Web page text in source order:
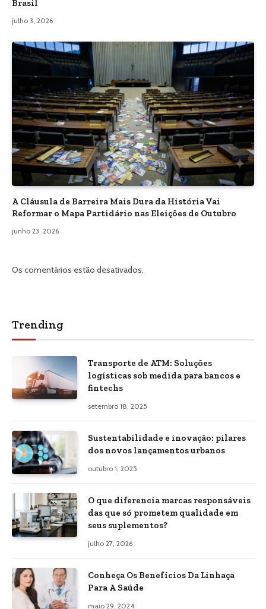
Brasil
julho 3, 2026
A Cláusula de Barreira Mais Dura da História Vai
Reformar o Mapa Partidário nas Eleições de Outubro
junho 23, 2026
Os comentários estão desativados.
Trending
Transporte de ATM: Soluções
logísticas sob medida para bancos e
fintechs
setembro 18, 2025
Sustentabilidade e inovação: pilares
dos novos lançamentos urbanos
outubro 1, 2025
O que diferencia marcas responsáveis
das que só prometem qualidade em
seus suplementos?
julho 27, 2026
Conheça Os Benefícios Da Linhaça
Para A Saúde
maio 29, 2024